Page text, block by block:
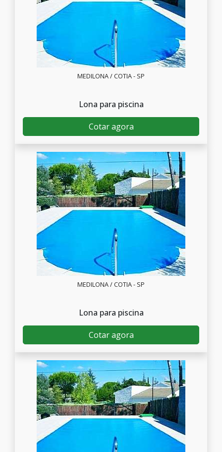
MEDILONA / COTIA - SP
Lona para piscina
Cotar agora
MEDILONA / COTIA - SP
Lona para piscina
Cotar agora